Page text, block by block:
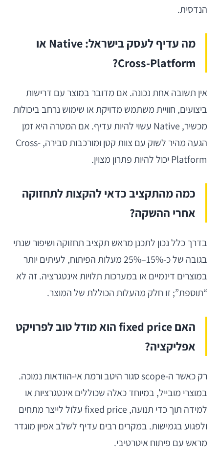
הנדסית.
מה עדיף לעסק בישראל: Native או
Cross-Platform?
אין תשובה אחת נכונה. אם מדובר במוצר עם דרישות
ביצועים, חוויית משתמש מדויקת או שימוש נרחב ביכולות
מכשיר, Native עשוי להיות עדיף. אם המטרה היא זמן
הגעה מהיר לשוק עם צוות קטן ומורכבות סבירה, Cross-
Platform יכול להיות פתרון מצוין.
כמה מהתקציב כדאי להקצות לתחזוקה
אחרי ההשקה?
בדרך כלל נכון לתכנן מראש תקציב תחזוקה ושיפור שנתי
בגובה של כ-15%–25% מעלות הפיתוח, לעיתים יותר
במוצרים דינמיים או במערכות תלויות אינטגרציה. זה לא
“תוספת”; זו חלק מהעלות הכוללת של המוצר.
האם fixed price הוא מודל טוב לפרויקט
אפליקציה?
רק כאשר ה-scope סגור היטב ורמת אי-הוודאות נמוכה.
במוצרי מובייל, במיוחד כאלה שכוללים אינטגרציות או
למידה תוך כדי תנועה, fixed price עלול לייצר מתחים
ולפגוע בגמישות. במקרים רבים עדיף לשלב אפיון מוגדר
מראש עם פיתוח איטרטיבי.